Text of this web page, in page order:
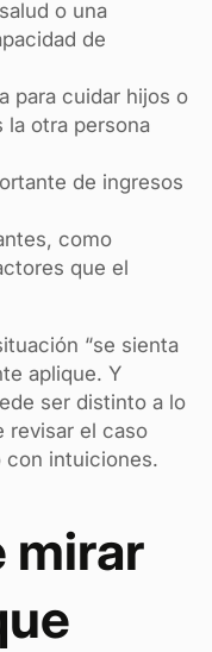
o una
de
para cuidar hijos o
la otra persona
de ingresos
como
que el
“se sienta
aplique. Y
ser distinto a lo
revisar el caso
con intuiciones.
mirar